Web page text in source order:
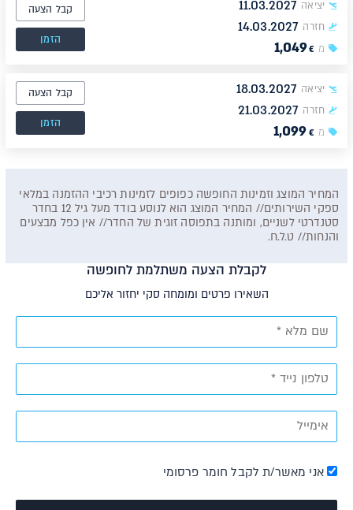
יציאה 11.03.2027
חזרה 14.03.2027
מ 1,049 €
קבל הצעה
הזמן
יציאה 18.03.2027
חזרה 21.03.2027
מ 1,099 €
קבל הצעה
הזמן
המחיר המוצג וזמינות החופשה כפופים לזמינות רכיבי ההזמנה במלאי
ספקי השירותים// המחיר המוצג הוא לנוסע בודד מעל גיל 12 בחדר
סטנדרטי לשניים, ומותנה בתפוסה זוגית של החדר// אין כפל מבצעים
והנחות// ט.ל.ח.
לקבלת הצעה משתלמת לחופשה
השאירו פרטים ומומחה סקי יחזור אליכם
אני מאשר/ת לקבל חומר פרסומי